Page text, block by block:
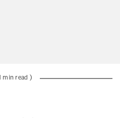
min read )